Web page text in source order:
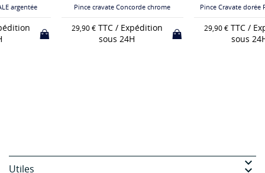
Pince cravate Concorde chrome
29,90 €
TTC / Expédition
sous 24H
Pince Cravate dorée Piper Cherokee
29,90 €
TTC / Expédition
sous 24H

Utiles